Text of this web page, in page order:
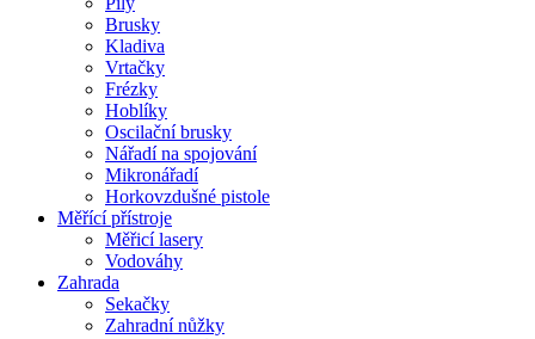
Brusky
Kladiva
Vrtačky
Frézky
Hoblíky
Oscilační brusky
Nářadí na spojování
Mikronářadí
Horkovzdušné pistole
Měřící přístroje
Měřicí lasery
Vodováhy
Zahrada
Sekačky
Zahradní nůžky